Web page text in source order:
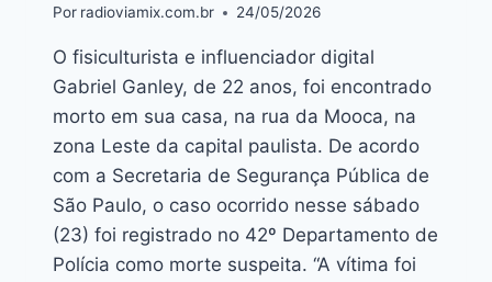
Por radioviamix.com.br 24/05/2026
O fisiculturista e influenciador digital
Gabriel Ganley, de 22 anos, foi encontrado
morto em sua casa, na rua da Mooca, na
zona Leste da capital paulista. De acordo
com a Secretaria de Segurança Pública de
São Paulo, o caso ocorrido nesse sábado
(23) foi registrado no 42º Departamento de
Polícia como morte suspeita. “A vítima foi